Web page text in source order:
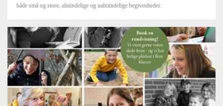
både små og store, almindelige og ualmindelige begivenheder.